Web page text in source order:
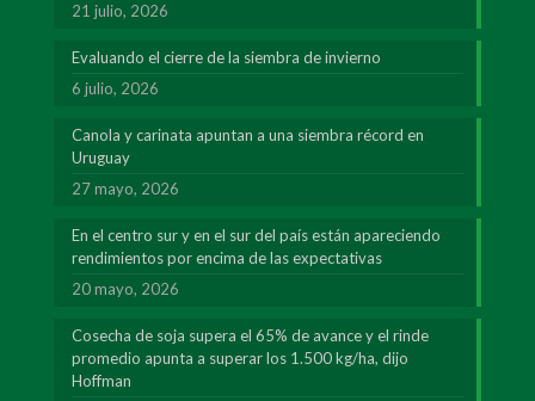
21 julio, 2026
Evaluando el cierre de la siembra de invierno
6 julio, 2026
Canola y carinata apuntan a una siembra récord en
Uruguay
27 mayo, 2026
En el centro sur y en el sur del país están apareciendo
rendimientos por encima de las expectativas
20 mayo, 2026
Cosecha de soja supera el 65% de avance y el rinde
promedio apunta a superar los 1.500 kg/ha, dijo
Hoffman